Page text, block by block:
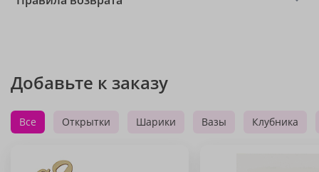
Добавьте к заказу
Все Открытки Шарики Вазы Клубника